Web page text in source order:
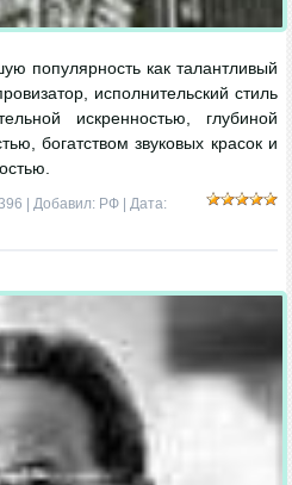
популярность как талантливый
исполнительский стиль
искренностью, глубиной
богатством звуковых красок и
| Добавил: РФ | Дата: